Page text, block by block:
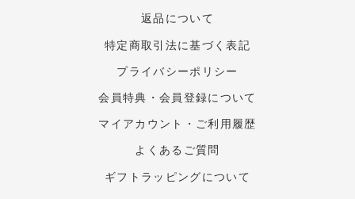
返品について
特定商取引法に基づく表記
プライバシーポリシー
会員特典・会員登録について
マイアカウント・ご利用履歴
よくあるご質問
ギフトラッピングについて